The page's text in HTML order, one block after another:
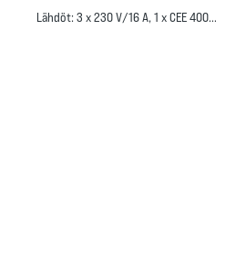
Lähdöt: 3 x 230 V/16 A, 1 x CEE 400…